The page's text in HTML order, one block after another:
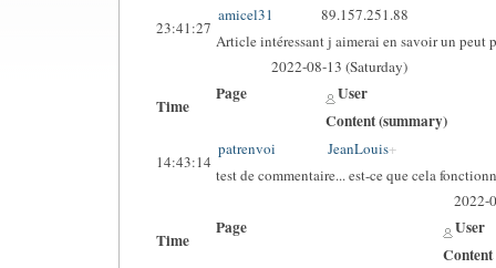
23:41:27
amicel31
89.157.251.88
Article intéressant j aimerai en savoir un peut
2022-08-13 (Saturday)
Time
Page
User
Content (summary)
14:43:14
patrenvoi
JeanLouis
test de commentaire... est-ce que cela
2022-
Time
Page
User